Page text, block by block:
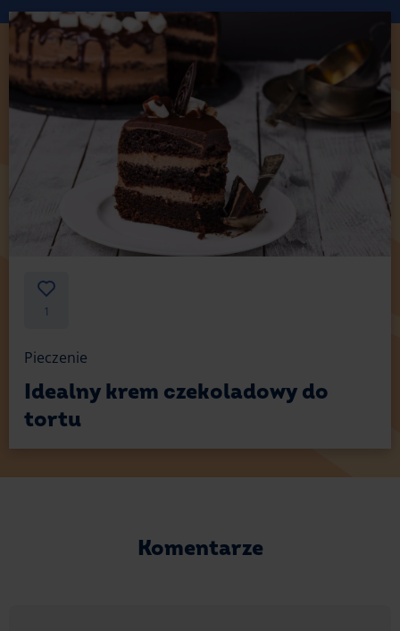
1
Pieczenie
Idealny krem czekoladowy do
tortu
Komentarze